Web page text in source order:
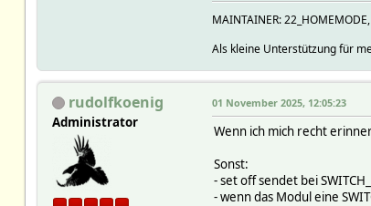
MAINTAINER:
Als kleine Unterstützung für
rudolfkoenig
Administrator
01 November 2025, 12:05:23
Wenn ich mich recht
Sonst:
- set off sendet bei
- wenn das Modul eine